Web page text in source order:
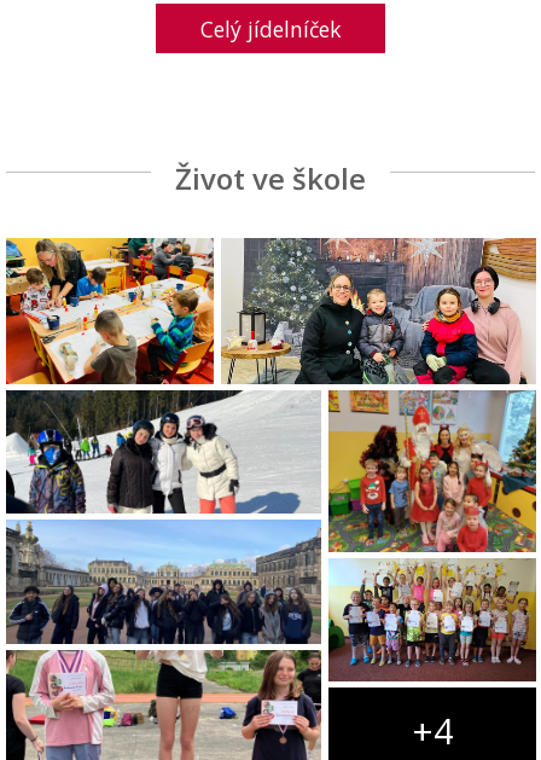
Celý jídelníček
Život ve škole
+4